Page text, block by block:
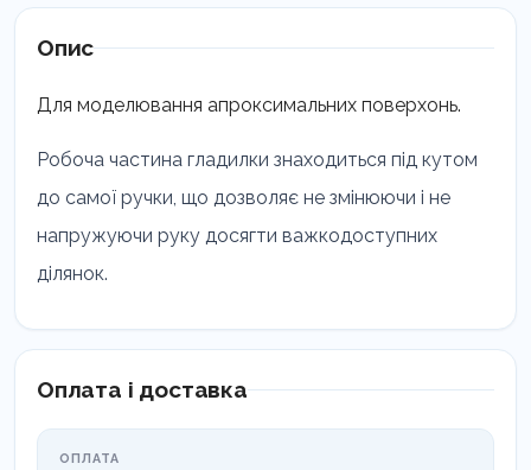
LM
464-
кількість
Опис
Для моделювання апроксимальних поверхонь.
Робоча частина гладилки знаходиться під кутом
до самої ручки, що дозволяє не змінюючи і не
напружуючи руку досягти важкодоступних
ділянок.
Оплата і доставка
ОПЛАТА